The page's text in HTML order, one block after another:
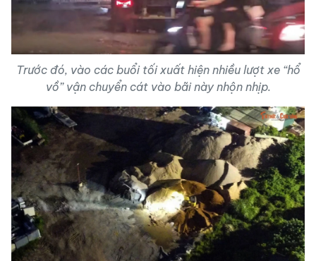
Trước đó, vào các buổi tối xuất hiện nhiều lượt xe “hổ
vồ” vận chuyển cát vào bãi này nhộn nhịp.